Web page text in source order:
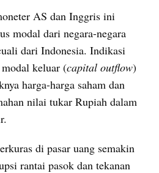
AS dan Inggris ini
modal dari negara-negara
dari Indonesia. Indikasi
keluar (capital outflow)
harga-harga saham dan
nilai tukar Rupiah dalam
di pasar uang semakin
rantai pasok dan tekanan